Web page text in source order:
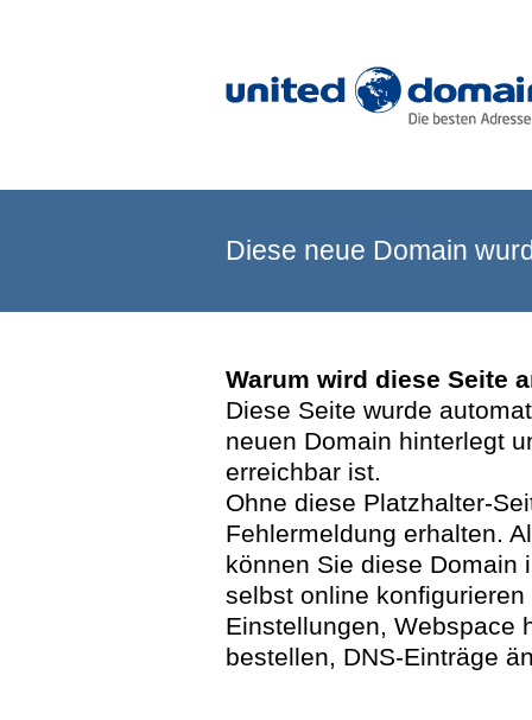
Diese neue Domain
Warum wird diese Seite
Diese Seite wurde
neuen Domain hinterlegt
erreichbar ist.
Ohne diese Platzhalter-
Fehlermeldung erhalten.
können Sie diese Domain
selbst online
Einstellungen, Webspace
bestellen, DNS-Einträge